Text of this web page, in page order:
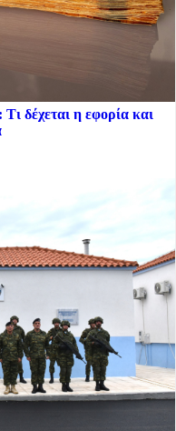
δέχεται η εφορία και